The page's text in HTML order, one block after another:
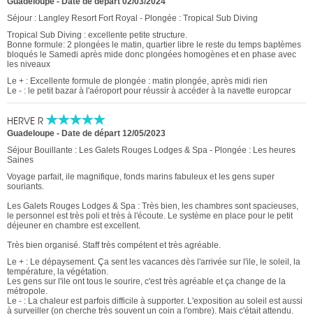
Séjour : Langley Resort Fort Royal - Plongée : Tropical Sub Diving
Tropical Sub Diving : excellente petite structure.
Bonne formule: 2 plongées le matin, quartier libre le reste du temps baptèmes
bloqués le Samedi après mide donc plongées homogènes et en phase avec
les niveaux
Le + : Excellente formule de plongée : matin plongée, après midi rien
Le - : le petit bazar à l'aéroport pour réussir à accéder à la navette europcar
HERVE R
Guadeloupe - Date de départ 12/05/2023
Séjour Bouillante : Les Galets Rouges Lodges & Spa - Plongée : Les heures
Saines
Voyage parfait, ile magnifique, fonds marins fabuleux et les gens super
souriants.
Les Galets Rouges Lodges & Spa : Très bien, les chambres sont spacieuses,
le personnel est très poli et très à l'écoute. Le système en place pour le petit
déjeuner en chambre est excellent.
Très bien organisé. Staff très compétent et très agréable.
Le + : Le dépaysement. Ça sent les vacances dès l'arrivée sur l'ile, le soleil, la
température, la végétation.
Les gens sur l'ile ont tous le sourire, c'est très agréable et ça change de la
métropole.
Le - : La chaleur est parfois difficile à supporter. L'exposition au soleil est aussi
à surveiller (on cherche très souvent un coin a l'ombre). Mais c'était attendu.